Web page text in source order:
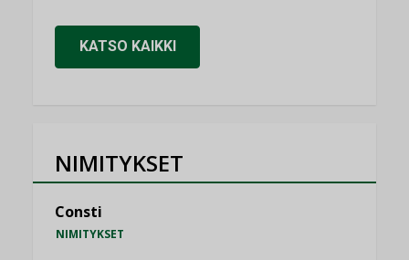
KATSO KAIKKI
NIMITYKSET
Consti
NIMITYKSET